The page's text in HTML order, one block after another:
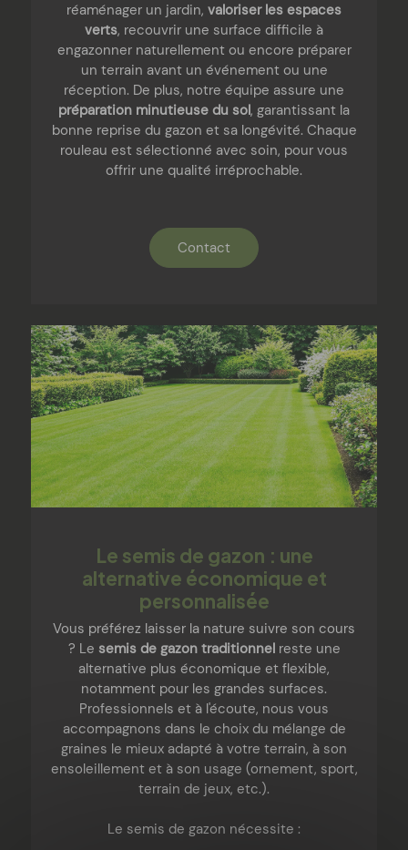
réaménager un jardin, valoriser les espaces
verts, recouvrir une surface difficile à
engazonner naturellement ou encore préparer
un terrain avant un événement ou une
réception. De plus, notre équipe assure une
préparation minutieuse du sol, garantissant la
bonne reprise du gazon et sa longévité. Chaque
rouleau est sélectionné avec soin, pour vous
offrir une qualité irréprochable.
Contact
Le semis de gazon : une
alternative économique et
personnalisée
Vous préférez laisser la nature suivre son cours
? Le semis de gazon traditionnel reste une
alternative plus économique et flexible,
notamment pour les grandes surfaces.
Professionnels et à l'écoute, nous vous
accompagnons dans le choix du mélange de
graines le mieux adapté à votre terrain, à son
ensoleillement et à son usage (ornement, sport,
terrain de jeux, etc.).
Le semis de gazon nécessite :